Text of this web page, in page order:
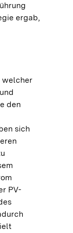
ergab,
welcher
den
sich
PV-